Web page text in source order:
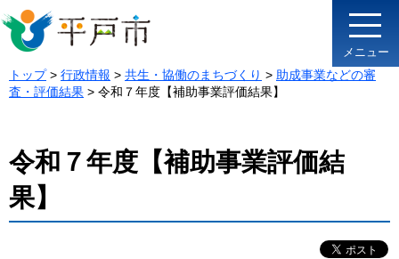
メニュー
トップ> 行政情報 > 共生・協働のまちづくり > 助成事業などの審
査・評価結果 > 令和７年度【補助事業評価結果】
令和７年度【補助事業評価結
果】